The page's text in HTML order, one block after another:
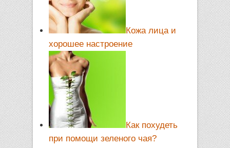
Кожа лица и
хорошее настроение
Как похудеть
при помощи зеленого чая?